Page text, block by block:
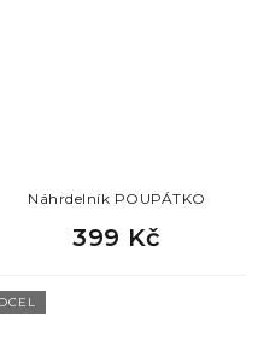
Náhrdelník POUPÁTKO
399 Kč